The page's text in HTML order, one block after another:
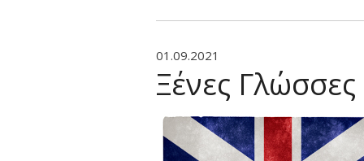
01.09.2021
Ξένες Γλώσσες